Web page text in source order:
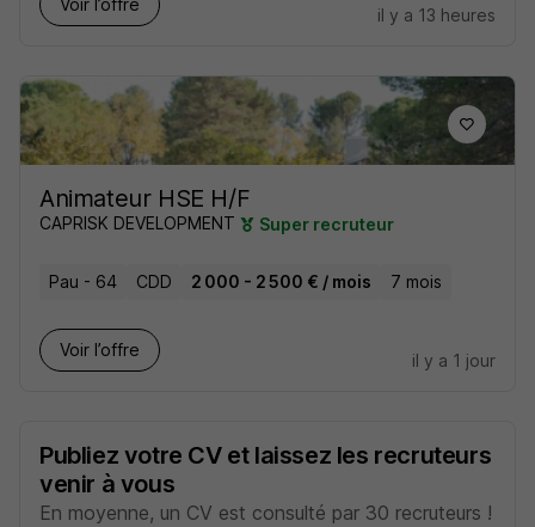
Voir l’offre
il y a 13 heures
Animateur HSE H/F
CAPRISK DEVELOPMENT Super recruteur
Pau - 64 CDD 2 000 - 2 500 € / mois 7 mois
Voir l’offre
il y a 1 jour
Publiez votre CV et laissez les recruteurs
venir à vous
En moyenne, un CV est consulté par 30 recruteurs !